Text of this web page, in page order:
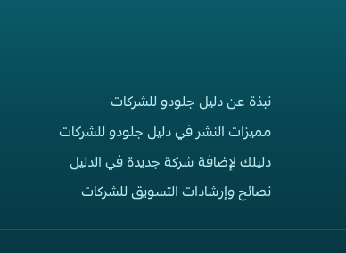
نبذة عن دليل جلودو للشركات
مميزات النشر في دليل جلودو للشركات
دليلك لإضافة شركة جديدة في الدليل
نصائح وإرشادات التسويق للشركات